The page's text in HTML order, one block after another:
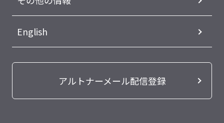
English
アルトナーメール配信登録